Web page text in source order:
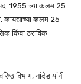
1955 च्या कलम 25
कायद्याच्या कलम 25
किंवा ठराविक
विभाग, नांदेड यांनी